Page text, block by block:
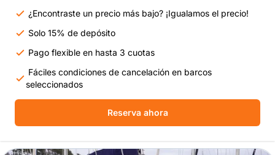
¿Encontraste un precio más bajo? ¡Igualamos el precio!
Solo 15% de depósito
Pago flexible en hasta 3 cuotas
Fáciles condiciones de cancelación en barcos
seleccionados
Reserva ahora